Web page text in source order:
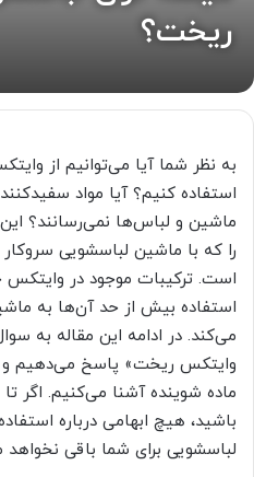
ریخت؟
به نظر شما آیا می‌توانیم از
استفاده کنیم؟ آیا مواد
ماشین و لباس‌ها نمی‌رسانند؟
را که با ماشین لباسشویی
است. ترکیبات موجود در وایتکس
استفاده بیش از حد آن‌ها به
می‌کند. در ادامه این مقاله به
وایتکس ریخت» پاسخ می‌دهیم و
ماده شوینده آشنا می‌کنیم. اگر
باشید، هیچ ابهامی درباره
لباسشویی برای شما باقی نخواهد